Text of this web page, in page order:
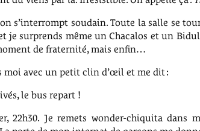
s’interrompt soudain. Toute la salle se
je surprends même un Chacalos et un
de fraternité, mais enfin…
moi avec un petit clin d’œil et me dit :
le bus repart !
22h30. Je remets wonder-chiquita dans